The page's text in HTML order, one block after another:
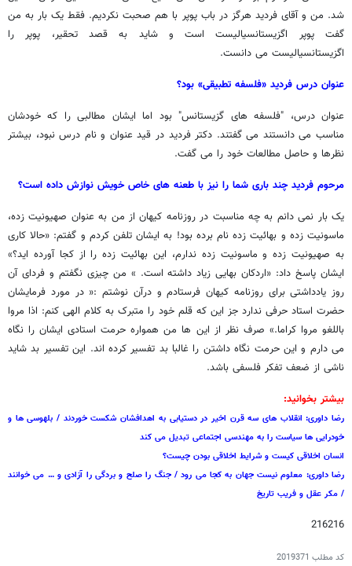
شد. من و آقای فردید هرگز در باب پوپر با هم صحبت نکردیم. فقط یک بار به من
گفت پوپر اگزیستانسیالیست است و شاید به قصد تحقیر، پوپر را
اگزیستانسیالیست می دانست.
عنوان درس فردید «فلسفه تطبیقی» بود؟
عنوان درس، "فلسفه های گزیستانس" بود اما ایشان مطالبی را که خودشان
مناسب می دانستند می گفتند. دکتر فردید در قید عنوان و نام درس نبود، بیشتر
نظرها و حاصل مطالعات خود را می گفت.
مرحوم فردید چند باری شما را نیز با طعنه های خاص خویش نوازش داده است؟
یک بار نمی دانم به چه مناسبت در روزنامه کیهان از من به عنوان صهیونیت زده،
ماسونیت زده و بهائیت زده نام برده بود! به ایشان تلفن کردم و گفتم: «حالا کاری
به صهیونیت زده و ماسونیت زده ندارم، این بهائیت زده را از کجا آورده اید؟»
ایشان پاسخ داد: «اردکان بهایی زیاد داشته است. » من چیزی نگفتم و فردای آن
روز یادداشتی برای روزنامه کیهان فرستادم و درآن نوشتم :« در مورد فرمایشان
حضرت استاد حرفی ندارد جز این که قلم خود را متبرک به کلام الهی کنم: اذا مروا
باللغو مروا کراما.» صرف نظر از این ها من همواره حرمت استادی ایشان را نگاه
می دارم و این حرمت نگاه داشتن را غالبا بد تفسیر کرده اند. این تفسیر بد شاید
ناشی از ضعف تفکر فلسفی باشد.
بیشتر بخوانید:
رضا داوری: انقلاب های سه قرن اخیر در دستیابی به اهدافشان شکست خوردند / بلهوسی ها و
خودرایی ها سیاست را به مهندسی اجتماعی تبدیل می کند
انسان اخلاقی کیست و شرایط اخلاقی بودن چیست؟
رضا داوری: معلوم نیست جهان به کجا می رود / جنگ را صلح و بردگی را آزادی و … می خوانند
/ مکر عقل و فریب تاریخ
216216
کد مطلب 2019371